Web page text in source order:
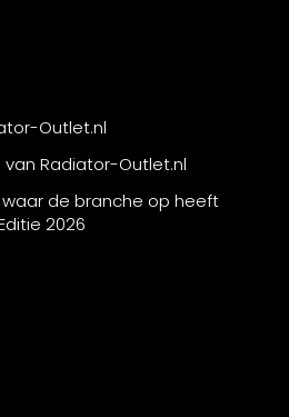
Outlet.nl
Radiator-Outlet.nl
waar de branche op heeft
2026